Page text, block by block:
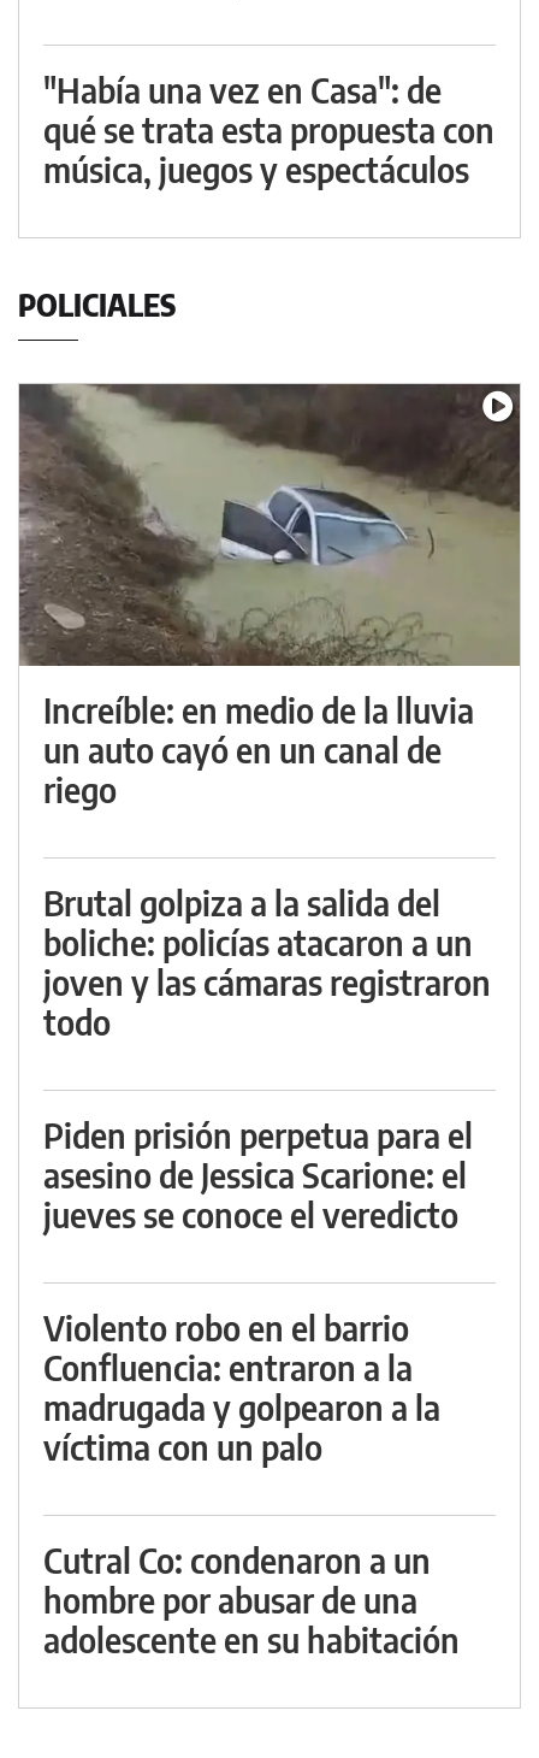
"Había una vez en Casa": de
qué se trata esta propuesta con
música, juegos y espectáculos
POLICIALES
Increíble: en medio de la lluvia
un auto cayó en un canal de
riego
Brutal golpiza a la salida del
boliche: policías atacaron a un
joven y las cámaras registraron
todo
Piden prisión perpetua para el
asesino de Jessica Scarione: el
jueves se conoce el veredicto
Violento robo en el barrio
Confluencia: entraron a la
madrugada y golpearon a la
víctima con un palo
Cutral Co: condenaron a un
hombre por abusar de una
adolescente en su habitación